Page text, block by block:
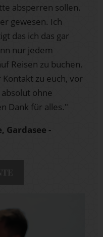
absperren sollen.
gewesen. Ich
das ich das gar
nur jedem
Reisen zu buchen.
zu euch, vor
ohne
Dank für alles."
Gardasee -